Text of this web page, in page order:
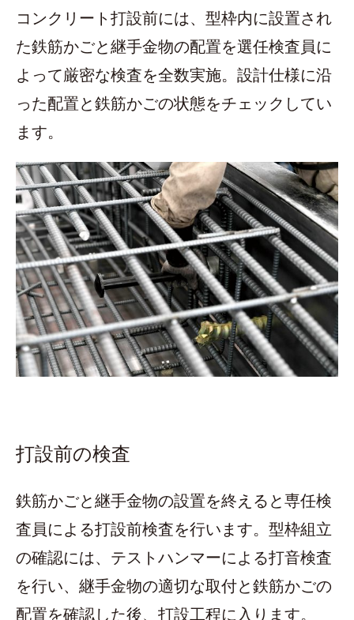
コンクリート打設前には、型枠内に設置され
た鉄筋かごと継手金物の配置を選任検査員に
よって厳密な検査を全数実施。設計仕様に沿
った配置と鉄筋かごの状態をチェックしてい
ます。
打設前の検査
鉄筋かごと継手金物の設置を終えると専任検
査員による打設前検査を行います。型枠組立
の確認には、テストハンマーによる打音検査
を行い、継手金物の適切な取付と鉄筋かごの
配置を確認した後、打設工程に入ります。